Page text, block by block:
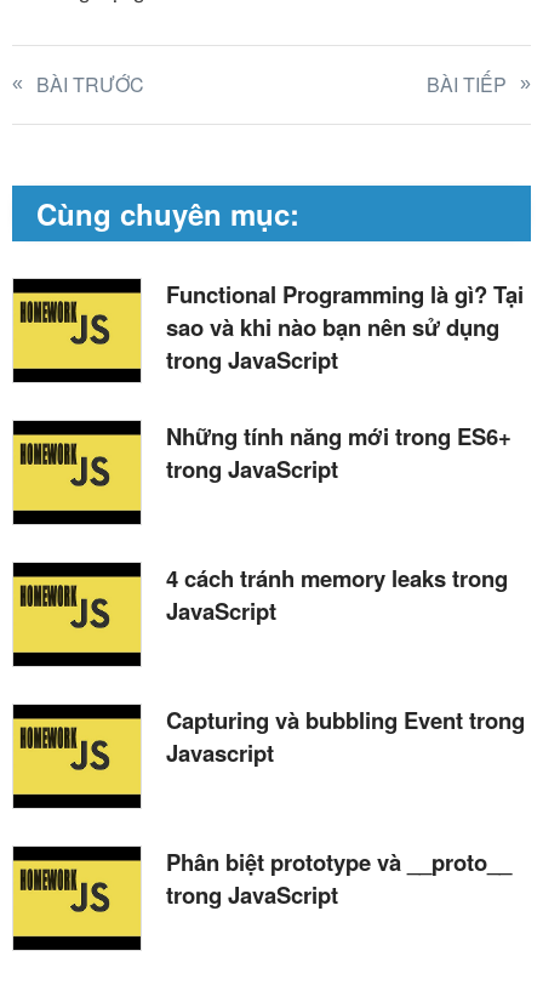
BÀI TRƯỚC BÀI TIẾP
Cùng chuyên mục:
Functional Programming là gì? Tại
sao và khi nào bạn nên sử dụng
trong JavaScript
Những tính năng mới trong ES6+
trong JavaScript
4 cách tránh memory leaks trong
JavaScript
Capturing và bubbling Event trong
Javascript
Phân biệt prototype và __proto__
trong JavaScript